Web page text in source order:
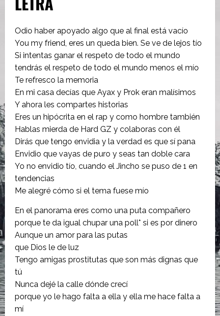
Odio haber apoyado algo que al final está vacío
You my friend, eres un queda bien. Se ve de lejos tío
Si intentas ganar el respeto de todo el mundo
tendrás el respeto de todo el mundo menos el mío
Te refresco la memoria
En mi casa decías que Ayax y Prok eran malísimos
Y ahora les compartes historias
Eres un hipócrita en el rap y como hombre también
Hablas mierda de Hard GZ y colaboras con él
Dirás que tengo envidia y la verdad es que sí pana
Envidio que vayas de puro y seas tan doble cara
Yo no envidio tío, cuando el Jincho se puso de 1 en
tendencias
Me alegré cómo si el tema fuese mío
En el panorama eres como una puta compañero
porque te da igual chupar una poll* si es por dinero
Aunque un amor para las putas
que Dios le de luz
Tengo amigas prostitutas que son más dignas que
tú
Nunca dejé la calle dónde crecí
porque yo le hago falta a ella y ella me hace falta a
mí